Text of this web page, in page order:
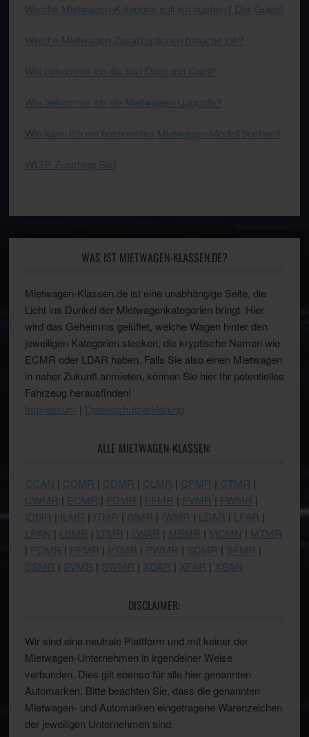
Welche Mietwagen-Kategorie soll ich buchen? Der Guide!
Welche Mietwagen-Zusatzoptionen brauche ich?
Wie bekomme ich die Sixt Diamond Card?
Wie bekomme ich ein Mietwagen-Upgrade?
Wie kann ich ein bestimmtes Mietwagen-Modell buchen?
WLTP Zuschlag Sixt
WAS IST MIETWAGEN-KLASSEN.DE?
Mietwagen-Klassen.de ist eine unabhängige Seite, die
Licht ins Dunkel der Mietwagenkategorien bringt. Hier
wird das Geheimnis gelüftet, welche Wagen hinter den
jeweiligen Kategorien stecken, die kryptische Namen wie
ECMR oder LDAR haben. Falls Sie also einen Mietwagen
in naher Zukunft anmieten, können Sie hier Ihr potentielles
Fahrzeug herausfinden!
Impressum | Datenschutzerklärung
ALLE MIETWAGEN-KLASSEN:
CCAN | CCMR | CDMR | CLMR | CPMR | CTMR |
CWMR | ECMR | FDMR | FFMR | FVMR | FWMR |
IDMR | ILMR | ITMR | IVMR | IWMR | LDAR | LFAR |
LPAN | LSMR | LTMR | LWAR | MBMR | MCMN | MTMR
| PDMR | PFMR | PTMR | PWMR | SDMR | SFMR |
SSMR | SVMR | SWMR | XDAR | XFAR | XSAN
DISCLAIMER:
Wir sind eine neutrale Plattform und mit keiner der
Mietwagen-Unternehmen in irgendeiner Weise
verbunden. Dies gilt ebenso für alle hier genannten
Automarken. Bitte beachten Sie, dass die genannten
Mietwagen- und Automarken eingetragene Warenzeichen
der jeweiligen Unternehmen sind.